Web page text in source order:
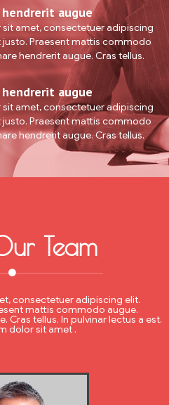
augue
amet, consectetuer adipiscing
justo. Praesent mattis commodo
hendrerit augue. Cras tellus.
augue
amet, consectetuer adipiscing
justo. Praesent mattis commodo
hendrerit augue. Cras tellus.
Team
consectetuer adipiscing elit.
mattis commodo augue.
Cras tellus. In pulvinar lectus a est.
dolor sit amet .